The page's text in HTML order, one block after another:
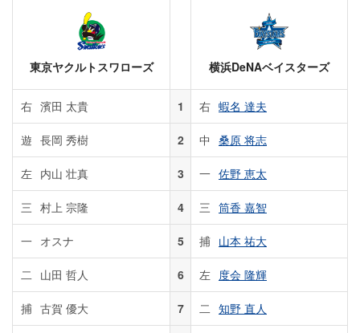
東京ヤクルトスワローズ 横浜DeNAベイスターズ
右 濱田 太貴 1 右 蝦名 達夫
遊 長岡 秀樹 2 中 桑原 将志
左 内山 壮真 3 一 佐野 恵太
三 村上 宗隆 4 三 筒香 嘉智
一 オスナ 5 捕 山本 祐大
二 山田 哲人 6 左 度会 隆輝
捕 古賀 優大 7 二 知野 直人